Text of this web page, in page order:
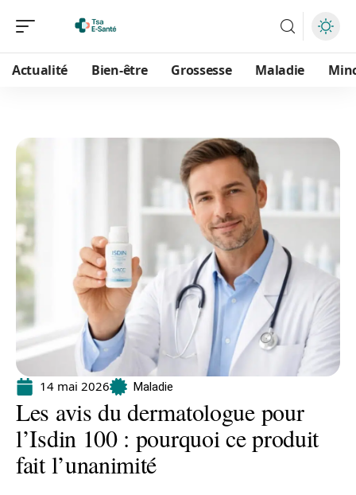
Actualité Bien-être Grossesse Maladie
14 mai 2026 Maladie
Les avis du dermatologue pour
l’Isdin 100 : pourquoi ce produit
fait l’unanimité